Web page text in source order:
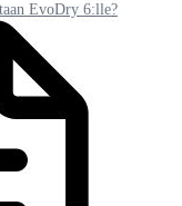
EvoDry 6:lle?